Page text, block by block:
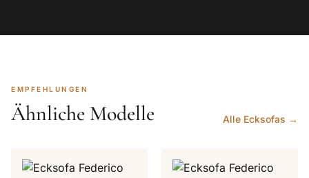
EMPFEHLUNGEN
Ähnliche Modelle Alle Ecksofas →